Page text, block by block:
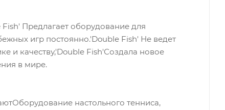
Предлагает оборудование для
игр постоянно.'Double Fish' Не ведет
и качеству,'Double Fish'Создала новое
в мире.
настольного тенниса,